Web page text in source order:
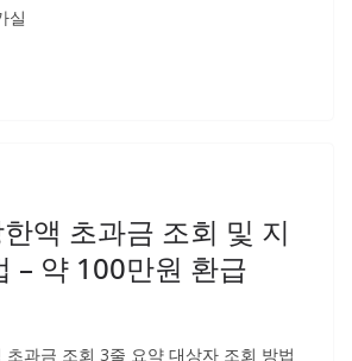
실
액 초과금 조회 및 지
– 약 100만원 환급
초과금 조회 3줄 요약 대상자 조회 방법